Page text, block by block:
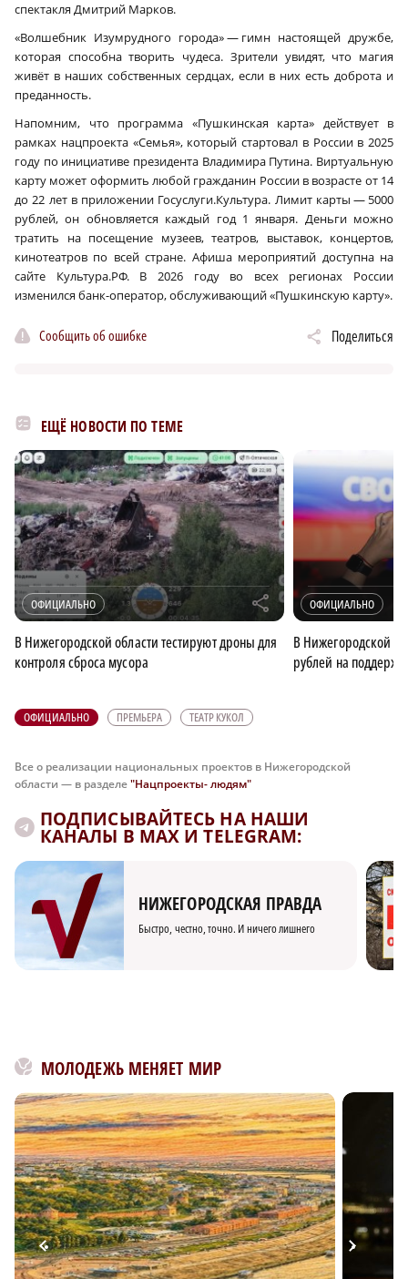
спектакля Дмитрий Марков.
«Волшебник Изумрудного города» — гимн настоящей дружбе,
которая способна творить чудеса. Зрители увидят, что магия
живёт в наших собственных сердцах, если в них есть доброта и
преданность.
Напомним, что программа «Пушкинская карта» действует в
рамках нацпроекта «Семья», который стартовал в России в 2025
году по инициативе президента Владимира Путина. Виртуальную
карту может оформить любой гражданин России в возрасте от 14
до 22 лет в приложении Госуслуги.Культура. Лимит карты — 5000
рублей, он обновляется каждый год 1 января. Деньги можно
тратить на посещение музеев, театров, выставок, концертов,
кинотеатров по всей стране. Афиша мероприятий доступна на
сайте Культура.РФ. В 2026 году во всех регионах России
изменился банк-оператор, обслуживающий «Пушкинскую карту».
Сообщить об ошибке Поделиться
ЕЩЁ НОВОСТИ ПО ТЕМЕ
ОФИЦИАЛЬНО r
В Нижегородской области тестируют дроны для
контроля сброса мусора
ОФИЦИАЛЬНО
В Нижегородской
рублей на
ОФИЦИАЛЬНО ПРЕМЬЕРА ТЕАТР КУКОЛ
Все о реализации национальных проектов в Нижегородской
области — в разделе"Нацпроекты- людям"
ПОДПИСЫВАЙТЕСЬ НА НАШИ
КАНАЛЫ В MAX И TELEGRAM:
НИЖЕГОРОДСКАЯ ПРАВДА
Быстро, честно, точно. И ничего лишнего
МОЛОДЕЖЬ МЕНЯЕТ МИР